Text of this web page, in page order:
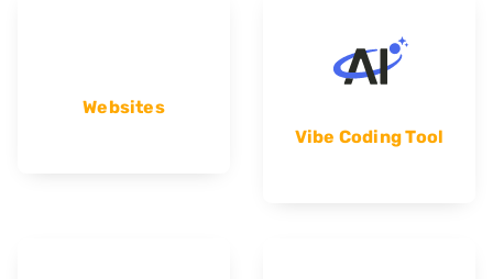
Websites
Vibe Coding Tool